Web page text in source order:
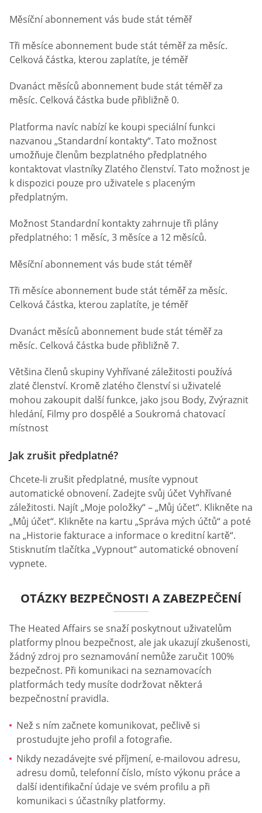
Měsíční abonnement vás bude stát téměř
Tři měsíce abonnement bude stát téměř za měsíc.
Celková částka, kterou zaplatíte, je téměř
Dvanáct měsíců abonnement bude stát téměř za
měsíc. Celková částka bude přibližně 0.
Platforma navíc nabízí ke koupi speciální funkci
nazvanou „Standardní kontakty“. Tato možnost
umožňuje členům bezplatného předplatného
kontaktovat vlastníky Zlatého členství. Tato možnost je
k dispozici pouze pro uživatele s placeným
předplatným.
Možnost Standardní kontakty zahrnuje tři plány
předplatného: 1 měsíc, 3 měsíce a 12 měsíců.
Měsíční abonnement vás bude stát téměř
Tři měsíce abonnement bude stát téměř za měsíc.
Celková částka, kterou zaplatíte, je téměř
Dvanáct měsíců abonnement bude stát téměř za
měsíc. Celková částka bude přibližně 7.
Většina členů skupiny Vyhřívané záležitosti používá
zlaté členství. Kromě zlatého členství si uživatelé
mohou zakoupit další funkce, jako jsou Body, Zvýraznit
hledání, Filmy pro dospělé a Soukromá chatovací
místnost
Jak zrušit předplatné?
Chcete-li zrušit předplatné, musíte vypnout
automatické obnovení. Zadejte svůj účet Vyhřívané
záležitosti. Najít „Moje položky“ – „Můj účet“. Klikněte na
„Můj účet“. Klikněte na kartu „Správa mých účtů“ a poté
na „Historie fakturace a informace o kreditní kartě“.
Stisknutím tlačítka „Vypnout“ automatické obnovení
vypnete.
OTÁZKY BEZPEČNOSTI A ZABEZPEČENÍ
The Heated Affairs se snaží poskytnout uživatelům
platformy plnou bezpečnost, ale jak ukazují zkušenosti,
žádný zdroj pro seznamování nemůže zaručit 100%
bezpečnost. Při komunikaci na seznamovacích
platformách tedy musíte dodržovat některá
bezpečnostní pravidla.
Než s ním začnete komunikovat, pečlivě si
prostudujte jeho profil a fotografie.
Nikdy nezadávejte své příjmení, e-mailovou adresu,
adresu domů, telefonní číslo, místo výkonu práce a
další identifikační údaje ve svém profilu a při
komunikaci s účastníky platformy.